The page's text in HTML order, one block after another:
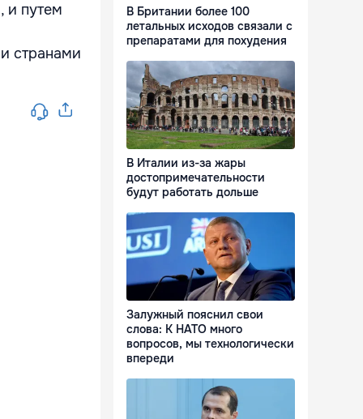
и путем
странами
В Британии более 100
летальных исходов связали с
препаратами для похудения
В Италии из-за жары
достопримечательности
будут работать дольше
Залужный пояснил свои
слова: К НАТО много
вопросов, мы технологически
впереди